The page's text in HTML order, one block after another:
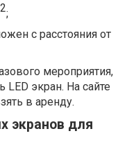
2;
с расстояния от
мероприятия,
LED экран. На сайте
в аренду.
экранов для